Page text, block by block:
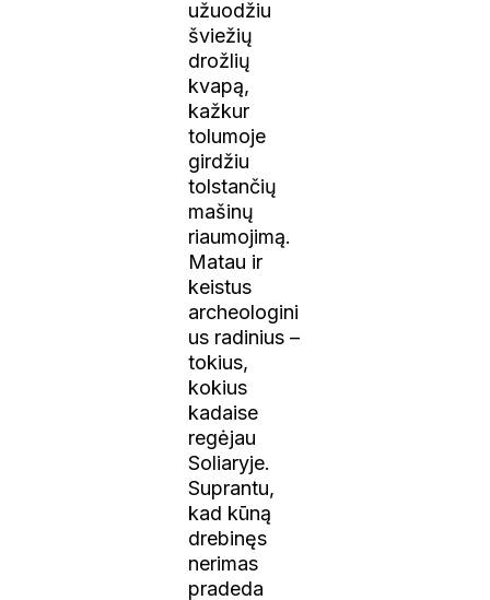
užuodžiu
šviežių
drožlių
kvapą,
kažkur
tolumoje
girdžiu
tolstančių
mašinų
riaumojimą.
Matau ir
keistus
archeologini
us radinius –
tokius,
kokius
kadaise
regėjau
Soliaryje.
Suprantu,
kad kūną
drebinęs
nerimas
pradeda